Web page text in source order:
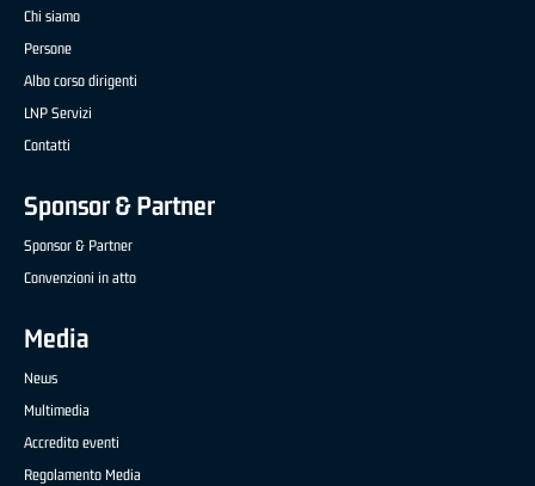
Chi siamo
Persone
Albo corso dirigenti
LNP Servizi
Contatti
Sponsor & Partner
Sponsor & Partner
Convenzioni in atto
Media
News
Multimedia
Accredito eventi
Regolamento Media